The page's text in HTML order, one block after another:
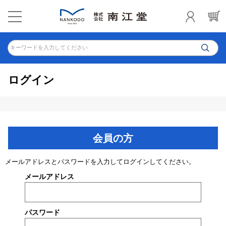
キーワードを入力してください
ログイン
会員の方
メールアドレスとパスワードを入力してログインしてください。
メールアドレス
パスワード